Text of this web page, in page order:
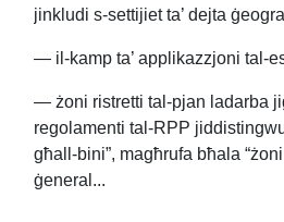
jinkludi s-settijiet ta’ dejta
— il-kamp ta’ applikazzjoni tal-
— żoni ristretti tal-pjan ladarba
regolamenti tal-RPP
għall-bini”, magħrufa bħala
ġeneral...